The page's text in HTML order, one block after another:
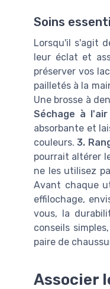
Soins
Lorsqu'il s'agit
leur éclat et
préserver vos
pailletés à la
Une brosse à
Séchage à l'air
absorbante et
couleurs.3.
pourrait altérer
ne les utilisez
Avant chaque
effilochage,
vous, la
conseils
paire de
Associer